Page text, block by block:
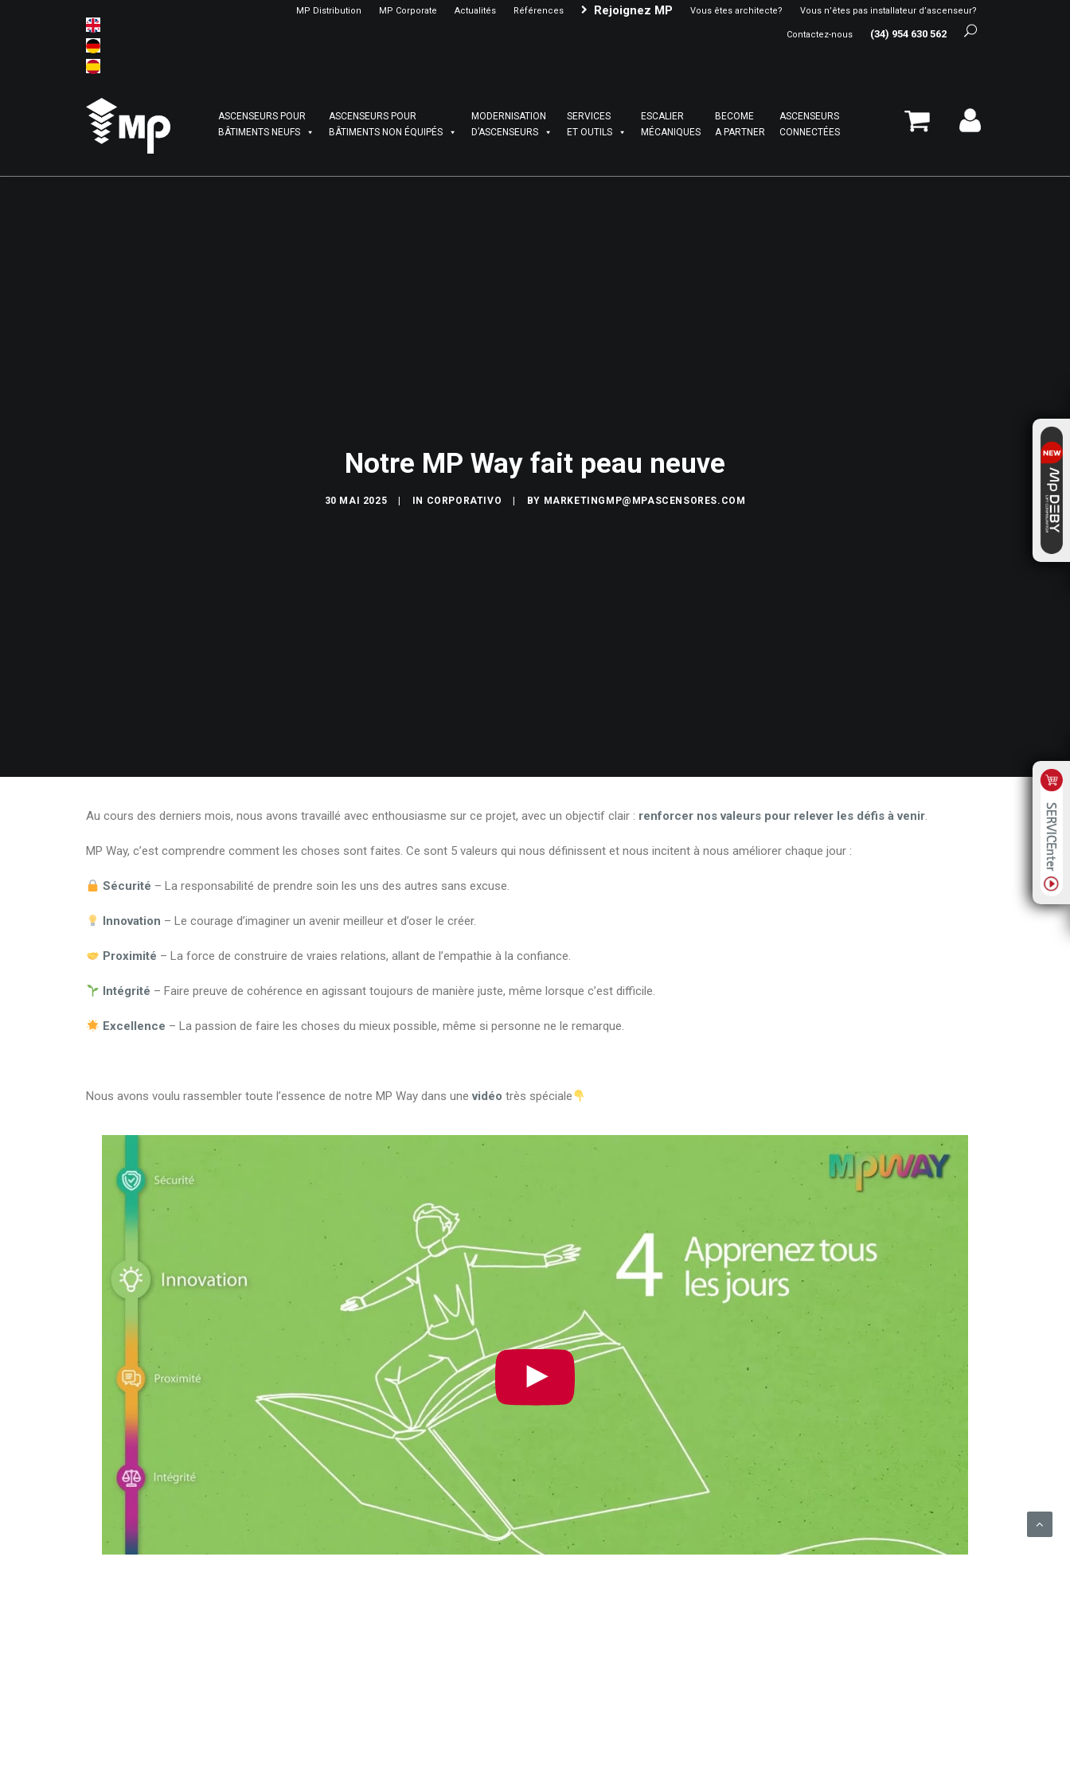
MP Distribution MP Corporate Actualités Références Rejoignez MP Vous êtes architecte? Vous n’êtes pas installateur d’ascenseur?
Contactez-nous (34) 954 630 562
ASCENSEURS POUR
BÂTIMENTS NEUFS
ASCENSEURS POUR
BÂTIMENTS NON ÉQUIPÉS
MODERNISATION
D’ASCENSEURS
SERVICES
ET OUTILS
ESCALIER
MÉCANIQUES
BECOME
A PARTNER
ASCENSEURS
CONNECTÉES
Notre MP Way fait peau neuve
30 MAI 2025 IN CORPORATIVO BY MARKETINGMP@MPASCENSORES.COM
Au cours des derniers mois, nous avons travaillé avec enthousiasme sur ce projet, avec un objectif clair : renforcer nos valeurs pour relever les défis à venir.
MP Way, c’est comprendre comment les choses sont faites. Ce sont 5 valeurs qui nous définissent et nous incitent à nous améliorer chaque jour :
Sécurité – La responsabilité de prendre soin les uns des autres sans excuse.
Innovation – Le courage d’imaginer un avenir meilleur et d’oser le créer.
Proximité – La force de construire de vraies relations, allant de l’empathie à la confiance.
Intégrité – Faire preuve de cohérence en agissant toujours de manière juste, même lorsque c’est difficile.
Excellence – La passion de faire les choses du mieux possible, même si personne ne le remarque.
Nous avons voulu rassembler toute l’essence de notre MP Way dans unevidéo très spéciale